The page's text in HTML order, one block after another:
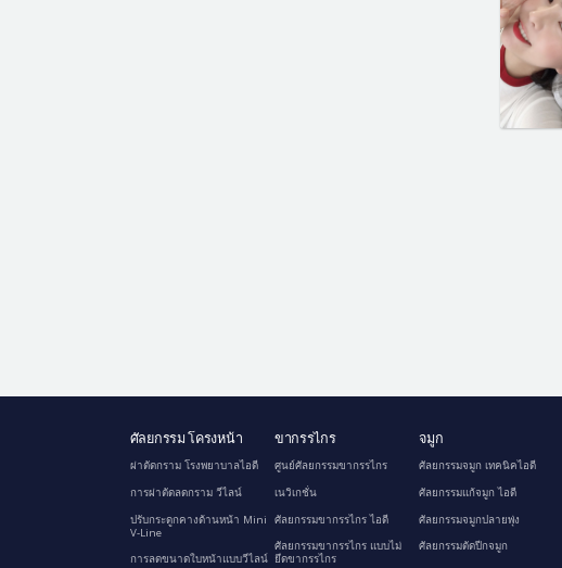
ศัลยกรรม โครงหน้า
ผ่าตัดกราม โรงพยาบาลไอดี
การผ่าตัดลดกราม วีไลน์
ปรับกระดูกคางด้านหน้า Mini
V-Line
การลดขนาดใบหน้าแบบวีไลน์
ขากรรไกร
ศูนย์ศัลยกรรมขากรรไกร
เนวิเกชั่น
ศัลยกรรมขากรรไกร ไอดี
ศัลยกรรมขากรรไกร แบบไม่
ยึดขากรรไกร
จมูก
ศัลยกรรมจมูก เทคนิคไอดี
ศัลยกรรมแก้จมูก ไอดี
ศัลยกรรมจมูกปลายพุ่ง
ศัลยกรรมตัดปีกจมูก